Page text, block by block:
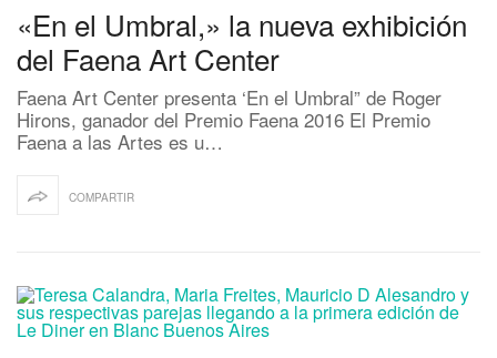
«En el Umbral,» la nueva exhibición
del Faena Art Center
Faena Art Center presenta ‘En el Umbral” de Roger
Hirons, ganador del Premio Faena 2016 El Premio
Faena a las Artes es u…
COMPARTIR